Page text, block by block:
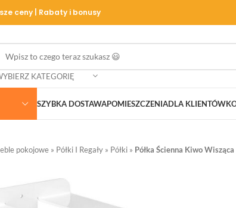
ceny | Rabaty i bonusy
KATEGORIĘ
SZYBKA DOSTAWAPOMIESZCZENIADLA KLIENTÓW
pokojowe » Półki I Regały » Półki » Półka Ścienna Kiwo